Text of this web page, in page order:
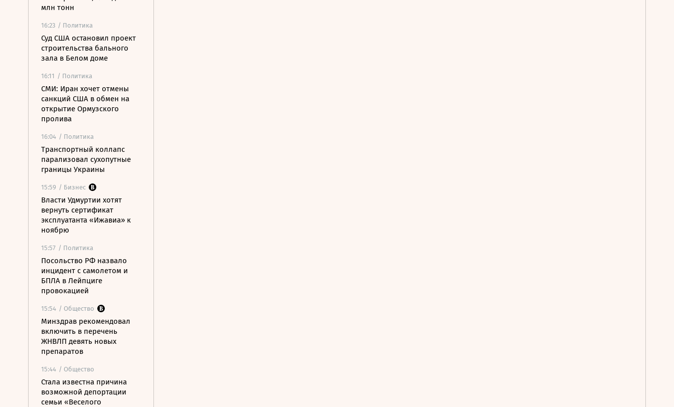
млн тонн
16:23 / Политика
Суд США остановил проект
строительства бального
зала в Белом доме
16:11 / Политика
СМИ: Иран хочет отмены
санкций США в обмен на
открытие Ормузского
пролива
16:04 / Политика
Транспортный коллапс
парализовал сухопутные
границы Украины
15:59 / Бизнес
Власти Удмуртии хотят
вернуть сертификат
эксплуатанта «Ижавиа» к
ноябрю
15:57 / Политика
Посольство РФ назвало
инцидент с самолетом и
БПЛА в Лейпциге
провокацией
15:54 / Общество
Минздрав рекомендовал
включить в перечень
ЖНВЛП девять новых
препаратов
15:44 / Общество
Стала известна причина
возможной депортации
семьи «Веселого